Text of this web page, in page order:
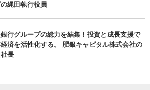
縄田執行役員
行グループの総力を結集！投資と成長支援で
済を活性化する。 肥銀キャピタル株式会社の
長